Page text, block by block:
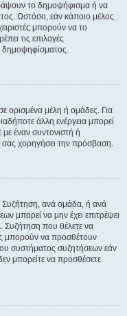
το δημοψήφισμα ή να
Ωστόσο, εάν κάποιο μέλος
μπορούν να το
τις επιλογές
δημοψηφίσματος.
ορισμένα μέλη ή ομάδες. Για
άλλη ενέργεια μπορεί
με έναν συντονιστή ή
σας χορηγήσει την πρόσβαση.
Συζήτηση, ανά ομάδα, ή ανά
μπορεί να μην έχει επιτρέψει
Συζήτηση που θέλετε να
μπορούν να προσθέτουν
συστήματος συζητήσεων εάν
μπορείτε να προσθέσετε